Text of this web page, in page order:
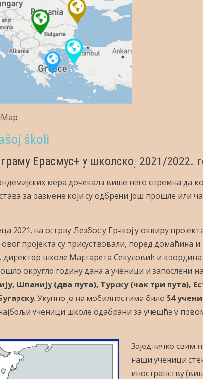
školi
Ерасмус+ у школској 2021/2022.
мера дочекала више него спремна да
за размене који су одбрени још прошле или
2021. на острву Лезбос у Грчкој у оквиру
пројекта су присуствовали, поред домаћина
директор школе Маргарета Секуловић и
округло годину дана а ученици и запослени
Шпанију (два пута), Турску (чак три пута),
. Укупно је на мобилностима било 54
ученици школе одабрани за учешће у
Заједничко свим
наши ученици
иностранству